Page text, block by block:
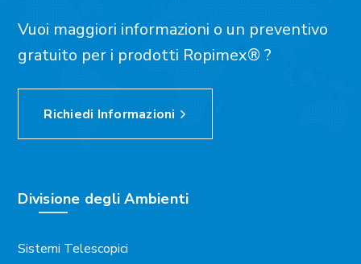
Vuoi maggiori informazioni o un preventivo
gratuito per i prodotti Ropimex® ?
Richiedi Informazioni
Divisione degli Ambienti
Sistemi Telescopici